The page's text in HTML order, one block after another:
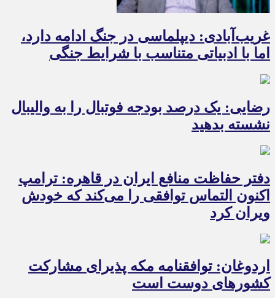
غریب‌آبادی: دیپلماسی در جنگ ادامه دارد،
اما با ادبیاتی متناسب با شرایط جنگی
رضایی: یک درصد بودجه فوتبال را به والیبال
نشسته بدهید
دفتر حفاظت منافع ایران در قاهره: ترامپ
اکنون التماس توافقی را می‌کند که خودش
ویران کرد
اردوغان: توافقنامه مکه پذیرای مشارکت
کشورهای دوست است